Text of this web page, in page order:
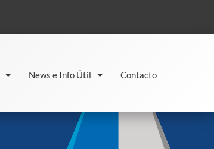
News e Info Útil Contacto